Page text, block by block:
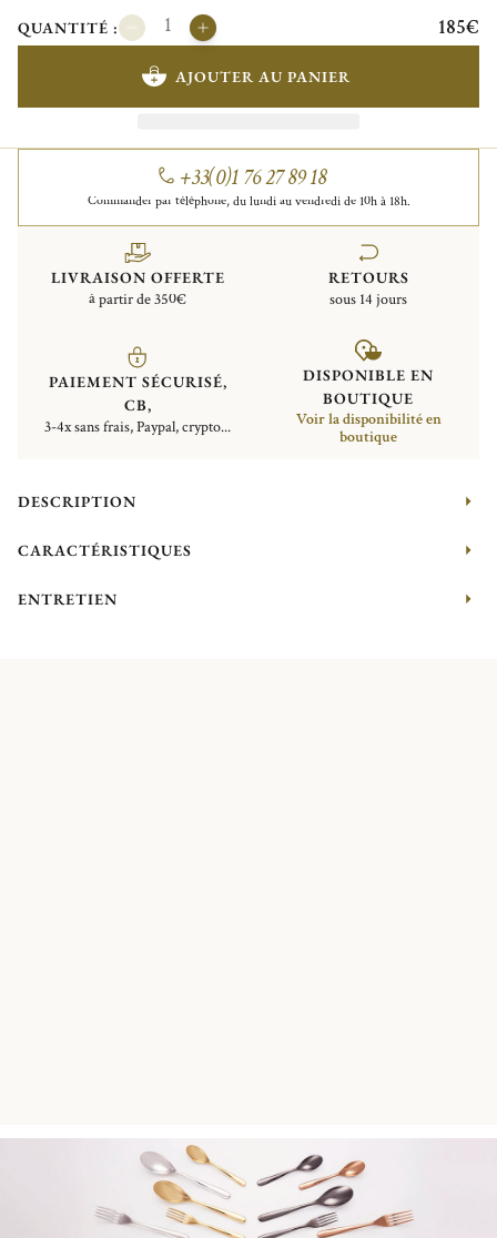
QUANTITÉ : 185€
AJOUTER AU PANIER
+33(0)1 76 27 89 18
Commander par téléphone, du lundi au vendredi de 10h à 18h.
LIVRAISON OFFERTE
à partir de 350€
RETOURS
sous 14 jours
PAIEMENT SÉCURISÉ,
CB,
3-4x sans frais, Paypal, crypto...
DISPONIBLE EN
BOUTIQUE
Voir la disponibilité en
boutique
DESCRIPTION
CARACTÉRISTIQUES
ENTRETIEN